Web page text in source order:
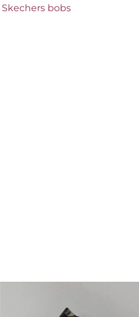
Skechers bobs